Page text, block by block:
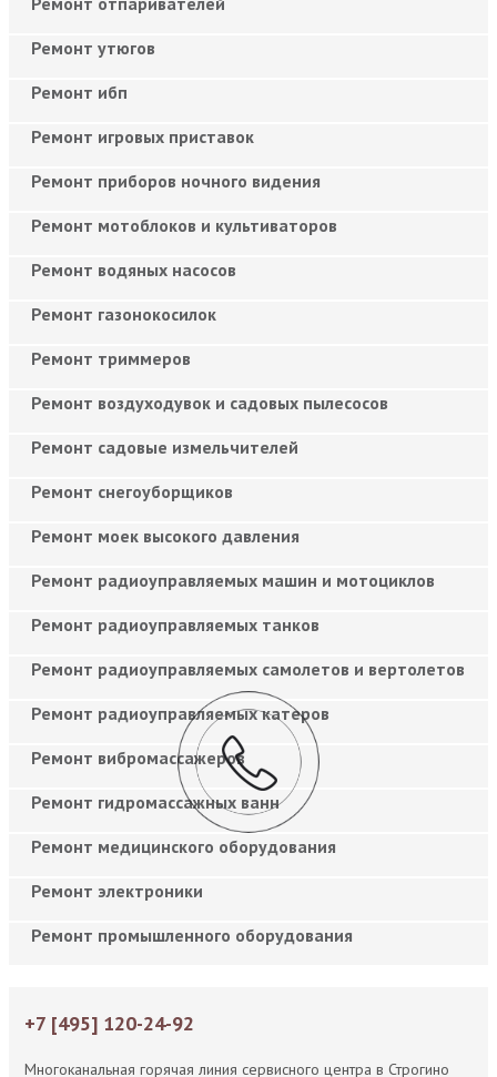
Ремонт утюгов
Ремонт ибп
Ремонт игровых приставок
Ремонт приборов ночного видения
Ремонт мотоблоков и культиваторов
Ремонт водяных насосов
Ремонт газонокосилок
Ремонт триммеров
Ремонт воздуходувок и садовых пылесосов
Ремонт садовые измельчителей
Ремонт снегоуборщиков
Ремонт моек высокого давления
Ремонт радиоуправляемых машин и мотоциклов
Ремонт радиоуправляемых танков
Ремонт радиоуправляемых самолетов и вертолетов
Ремонт радиоуправляемых катеров
Ремонт вибромассажеров
Ремонт гидромассажных ванн
Ремонт медицинского оборудования
Ремонт электроники
Ремонт промышленного оборудования
+7 [495] 120-24-92
Многоканальная горячая линия сервисного центра в Строгино